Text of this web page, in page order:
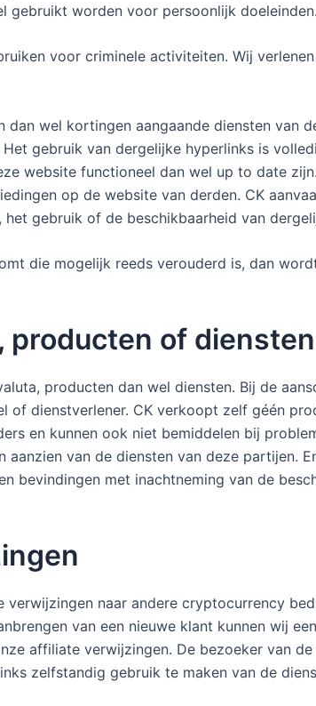
gebruikt worden voor persoonlijk doeleinden.
voor criminele activiteiten. Wij
dan wel kortingen aangaande diensten
gebruik van dergelijke hyperlinks is
website functioneel dan wel up to date
op de website van derden. CK
gebruik of de beschikbaarheid van
die mogelijk reeds verouderd is, dan
producten of diensten
producten dan wel diensten. Bij de
of dienstverlener. CK verkoopt zelf géén
en kunnen ook niet bemiddelen bij
aanzien van de diensten van deze
bevindingen met inachtneming van de
naar andere cryptocurrency
van een nieuwe klant kunnen wij
affiliate verwijzingen. De bezoeker van
zelfstandig gebruik te maken van de